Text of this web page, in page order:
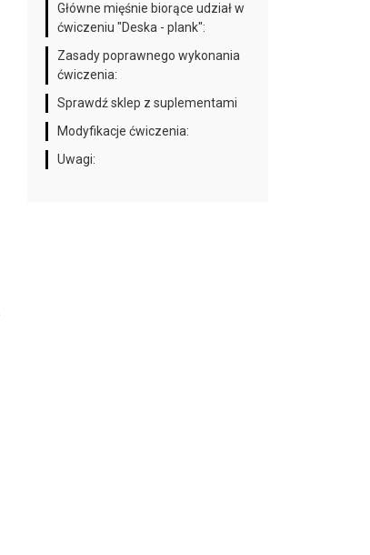
Główne mięśnie biorące udział w
ćwiczeniu "Deska - plank":
Zasady poprawnego wykonania
ćwiczenia:
Sprawdź sklep z suplementami
Modyfikacje ćwiczenia:
Uwagi: